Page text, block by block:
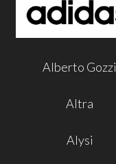
Alberto Gozzi
Altra
Alysi